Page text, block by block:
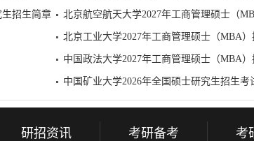
招生简章 北京航空航天大学2027年工商管理硕士（
北京工业大学2027年工商管理硕士（MBA）
中国政法大学2027年工商管理硕士（MBA
中国矿业大学2026年全国硕士研究生招生
研招资讯 考研备考 考